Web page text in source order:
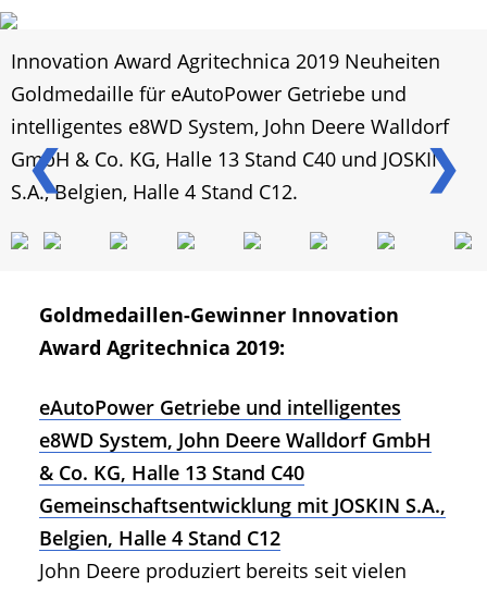
❮ ❯
Innovation Award Agritechnica 2019 Neuheiten
Goldmedaille für eAutoPower Getriebe und
intelligentes e8WD System, John Deere Walldorf
GmbH & Co. KG, Halle 13 Stand C40 und JOSKIN
S.A., Belgien, Halle 4 Stand C12.
Goldmedaillen-Gewinner Innovation
Award Agritechnica 2019:
eAutoPower Getriebe und intelligentes
e8WD System, John Deere Walldorf GmbH
& Co. KG, Halle 13 Stand C40
Gemeinschaftsentwicklung mit JOSKIN S.A.,
Belgien, Halle 4 Stand C12
John Deere produziert bereits seit vielen